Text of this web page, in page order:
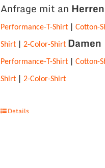
Anfrage mit an Herren
Performance-T-Shirt| Cotton-
Shirt| 2-Color-Shirt Damen
Performance-T-Shirt| Cotton-
Shirt| 2-Color-Shirt
Details